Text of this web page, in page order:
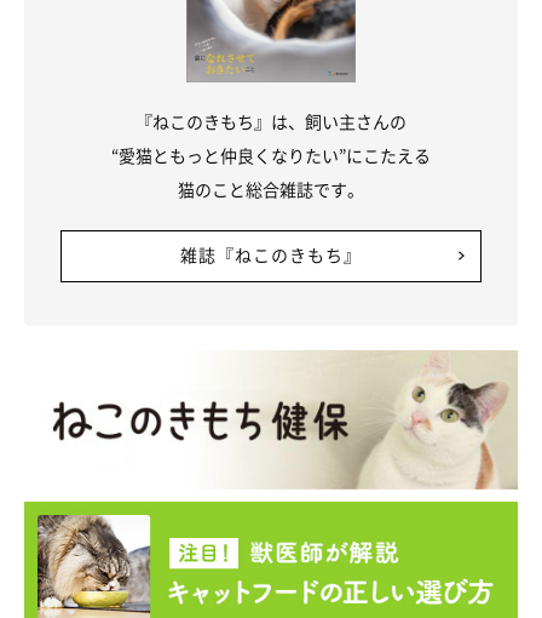
『ねこのきもち』は、飼い主さんの
“愛猫ともっと仲良くなりたい”にこたえる
猫のこと総合雑誌です。
雑誌『ねこのきもち』